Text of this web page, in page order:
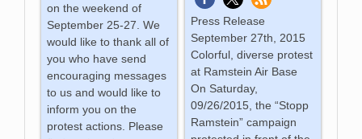
on the weekend of
September 25-27. We
would like to thank all of
you who have send
encouraging messages
to us and would like to
inform you on the
protest actions. Please
Press Release
September 27th, 2015
Colorful, diverse protest
at Ramstein Air Base
On Saturday,
09/26/2015, the “Stopp
Ramstein” campaign